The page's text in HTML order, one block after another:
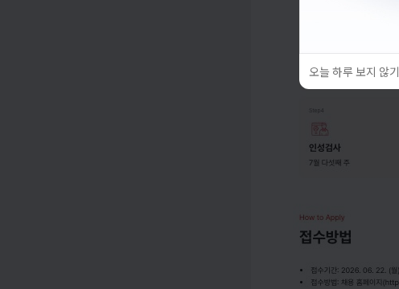
오늘 하루 보지 않기